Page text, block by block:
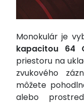
Monokulár je
kapacitou 64
priestoru na
zvukového
môžete
alebo